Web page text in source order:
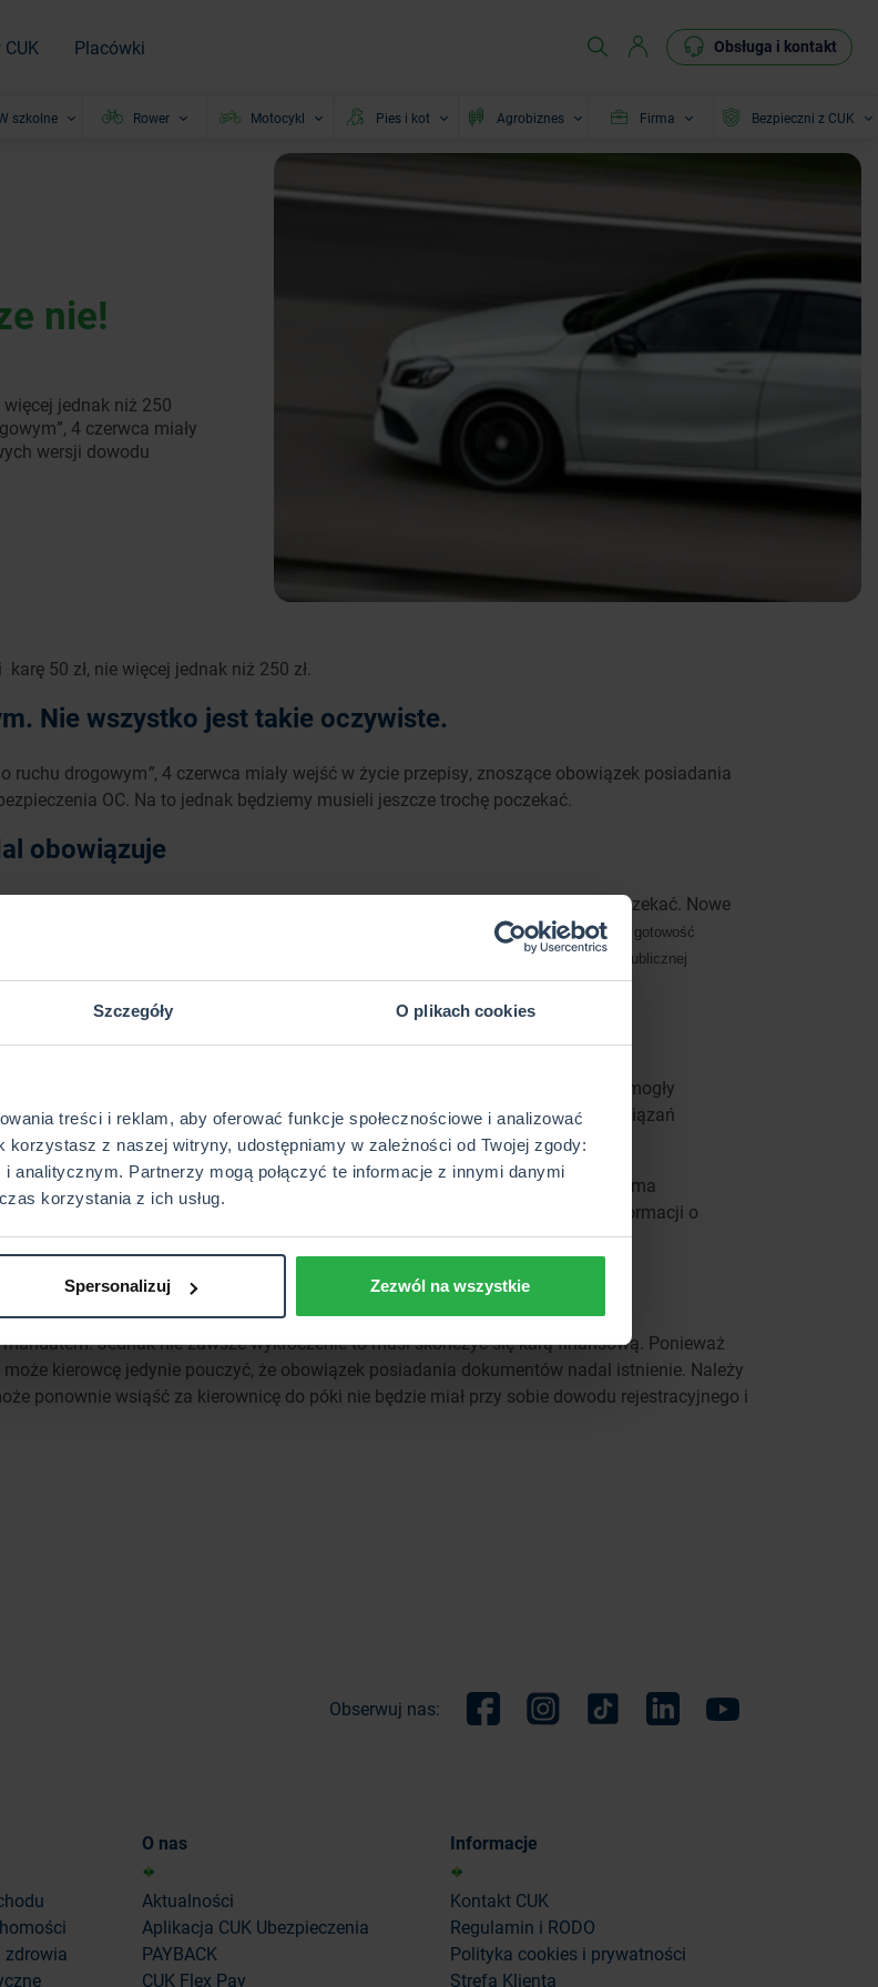
Szczegóły O plikach cookies
treści i reklam, aby oferować funkcje społecznościowe i analizować
z naszej witryny, udostępniamy w zależności od Twojej zgody:
analitycznym. Partnerzy mogą połączyć te informacje z innymi danymi
korzystania z ich usług.
Spersonalizuj Zezwól na wszystkie
Placówki Obsługa i kontakt
szkolne Rower Motocykl Pies i kot Agrobiznes Firma Bezpieczni z CUK
nie!
jednak niż 250
4 czerwca miały
wersji dowodu
50 zł, nie więcej jednak niż 250 zł.
Nie wszystko jest takie oczywiste.
ruchu drogowym”, 4 czerwca miały wejść w życie przepisy, znoszące obowiązek posiadania
OC. Na to jednak będziemy musieli jeszcze trochę poczekać.
obowiązuje
wszystkich dokumentów. Jednak na ten moment musimy jeszcze trochę poczekać. Nowe
zakupu polisy OC, ale kiedy wejdą w życie zależeć będzieod tego, kiedy gotowość
takiego potwierdzenia, zostanie wydany specjalny komunikat w Biuletynie Informacji Publicznej
tej informacji. Brak jednak jeszcze żadnej konkretnej daty.
Transportu Drogowego oraz straż graniczna. Po zmianach służby te będą mogły
i Kierowców 2.0. Niezbędne jest jednak wprowadzenie odpowiednich rozwiązań
tych przepisów.
i zatrzymać dowód rejestracyjny pojazdu. W takim przypadku, kierowca otrzyma
Zwrot dokumentu także nastąpi wirtualnie – przez wymazanie z bazy informacji o
Jednak nie zawsze wykroczenie to musi skończyć się karą finansową. Ponieważ
kierowcę jedynie pouczyć, że obowiązek posiadania dokumentów nadal istnienie. Należy
ponownie wsiąść za kierownicę do póki nie będzie miał przy sobie dowodu rejestracyjnego i
Obserwuj nas:
zdrowia
O nas
Aktualności
Aplikacja CUK Ubezpieczenia
PAYBACK
CUK Flex Pay
Informacje
Kontakt CUK
Regulamin i RODO
Polityka cookies i prywatności
Strefa Klienta